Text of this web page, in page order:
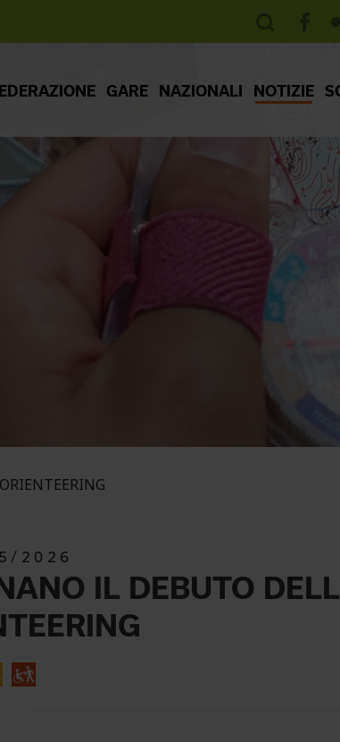
GARE NAZIONALI NOTIZIE
2026
IL DEBUTO